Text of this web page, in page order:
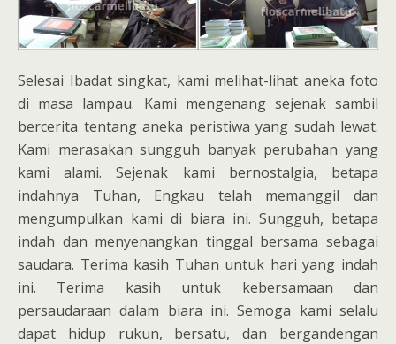
Selesai Ibadat singkat, kami melihat-lihat aneka foto
di masa lampau. Kami mengenang sejenak sambil
bercerita tentang aneka peristiwa yang sudah lewat.
Kami merasakan sungguh banyak perubahan yang
kami alami. Sejenak kami bernostalgia, betapa
indahnya Tuhan, Engkau telah memanggil dan
mengumpulkan kami di biara ini. Sungguh, betapa
indah dan menyenangkan tinggal bersama sebagai
saudara. Terima kasih Tuhan untuk hari yang indah
ini. Terima kasih untuk kebersamaan dan
persaudaraan dalam biara ini. Semoga kami selalu
dapat hidup rukun, bersatu, dan bergandengan